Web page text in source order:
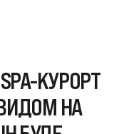
КУРОРТ
НА